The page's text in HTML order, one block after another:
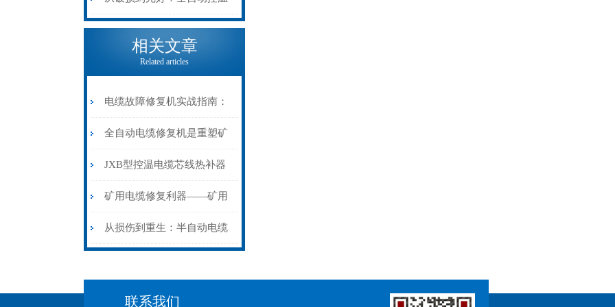
电缆热补机的核心价值
相关文章
Related articles
电缆故障修复机实战指南：
从“盲测”到“精确定点”的三
步作业法
全自动电缆修复机是重塑矿
山电力动脉的“智能外科医
生”
JXB型控温电缆芯线热补器
安装与接线：精准修复的工
艺基石
矿用电缆修复利器——矿用
电缆热补机智能控温，安全
从损伤到重生：半自动电缆
联系我们